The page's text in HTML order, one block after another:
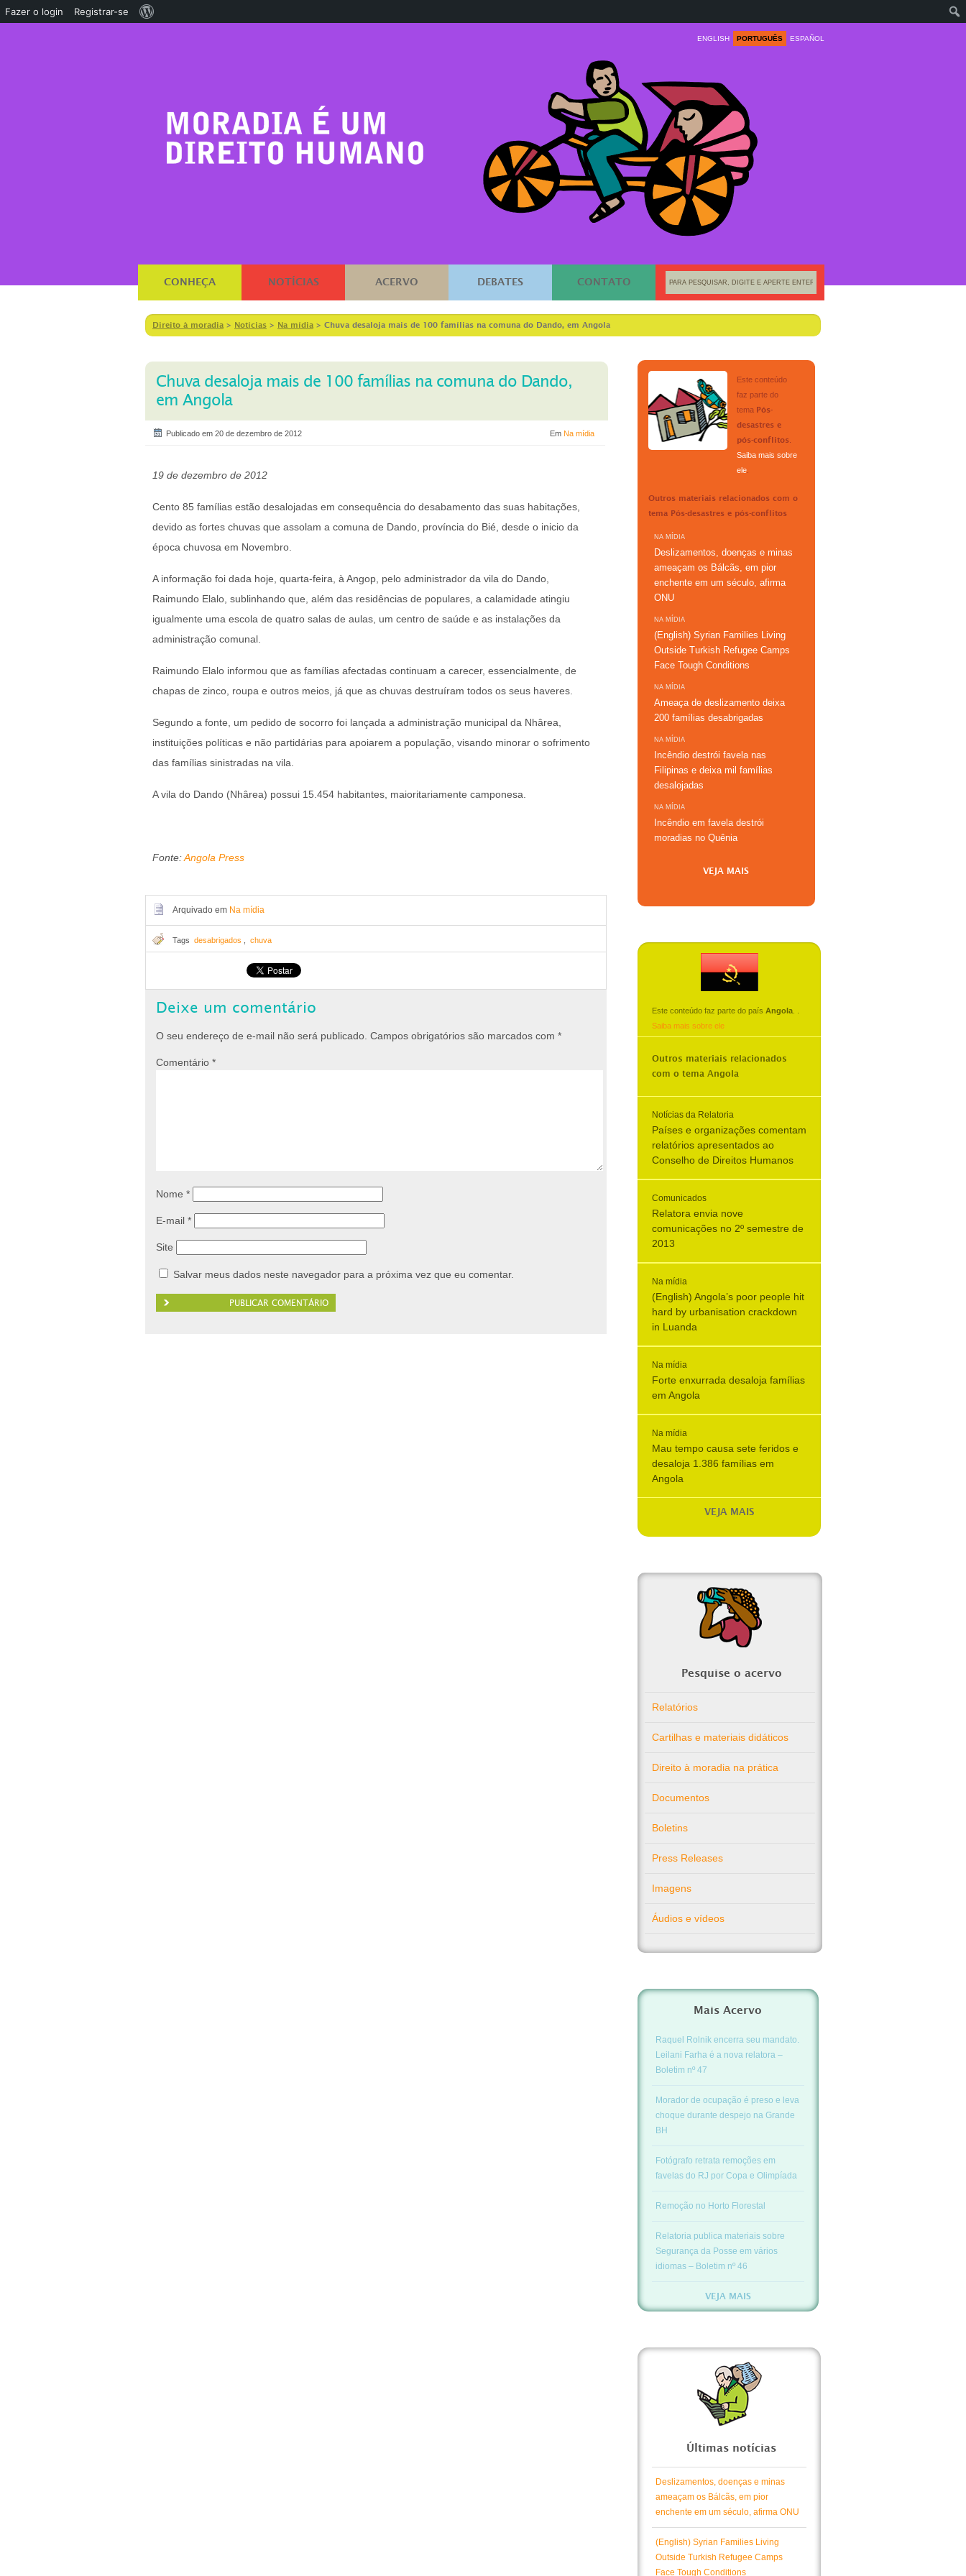
ENGLISH PORTUGUÊS ESPAÑOL
CONHEÇA NOTÍCIAS ACERVO DEBATES CONTATO
Direito à moradia > Notícias > Na mídia > Chuva desaloja mais de 100 famílias na comuna do Dando, em Angola
Chuva desaloja mais de 100 famílias na comuna do Dando,
em Angola
Publicado em 20 de dezembro de 2012 Em Na mídia
19 de dezembro de 2012
Cento 85 famílias estão desalojadas em consequência do desabamento das suas habitações,
devido as fortes chuvas que assolam a comuna de Dando, província do Bié, desde o inicio da
época chuvosa em Novembro.
A informação foi dada hoje, quarta-feira, à Angop, pelo administrador da vila do Dando,
Raimundo Elalo, sublinhando que, além das residências de populares, a calamidade atingiu
igualmente uma escola de quatro salas de aulas, um centro de saúde e as instalações da
administração comunal.
Raimundo Elalo informou que as famílias afectadas continuam a carecer, essencialmente, de
chapas de zinco, roupa e outros meios, já que as chuvas destruíram todos os seus haveres.
Segundo a fonte, um pedido de socorro foi lançada a administração municipal da Nhârea,
instituições políticas e não partidárias para apoiarem a população, visando minorar o sofrimento
das famílias sinistradas na vila.
A vila do Dando (Nhârea) possui 15.454 habitantes, maioritariamente camponesa.
Fonte:Angola Press
Arquivado em Na mídia
Tags desabrigados chuva
Deixe um comentário
O seu endereço de e-mail não será publicado. Campos obrigatórios são marcados com *
Comentário *
Nome *
E-mail *
Site
Salvar meus dados neste navegador para a próxima vez que eu comentar.
Este conteúdo
faz parte do
tema Pós-
desastres e
pós-conflitos
Saiba mais sobre
ele
Outros materiais relacionados com o
tema Pós-desastres e pós-conflitos
NA MÍDIA
Deslizamentos, doenças e minas
ameaçam os Bálcãs, em pior
enchente em um século, afirma
ONU
NA MÍDIA
(English) Syrian Families Living
Outside Turkish Refugee Camps
Face Tough Conditions
NA MÍDIA
Ameaça de deslizamento deixa
200 famílias desabrigadas
NA MÍDIA
Incêndio destrói favela nas
Filipinas e deixa mil famílias
desalojadas
NA MÍDIA
Incêndio em favela destrói
moradias no Quênia
VEJA MAIS
Este conteúdo faz parte do país Angola
Saiba mais sobre ele
Outros materiais relacionados
com o tema Angola
Notícias da Relatoria
Países e organizações comentam
relatórios apresentados ao
Conselho de Direitos Humanos
Comunicados
Relatora envia nove
comunicações no 2º semestre de
2013
Na mídia
(English) Angola’s poor people hit
hard by urbanisation crackdown
in Luanda
Na mídia
Forte enxurrada desaloja famílias
em Angola
Na mídia
Mau tempo causa sete feridos e
desaloja 1.386 famílias em
Angola
VEJA MAIS
Pesquise o acervo
Relatórios
Cartilhas e materiais didáticos
Direito à moradia na prática
Documentos
Boletins
Press Releases
Imagens
Áudios e vídeos
Mais Acervo
Raquel Rolnik encerra seu mandato.
Leilani Farha é a nova relatora –
Boletim nº 47
Morador de ocupação é preso e leva
choque durante despejo na Grande
BH
Fotógrafo retrata remoções em
favelas do RJ por Copa e Olimpíada
Remoção no Horto Florestal
Relatoria publica materiais sobre
Segurança da Posse em vários
idiomas – Boletim nº 46
VEJA MAIS
Últimas notícias
Deslizamentos, doenças e minas
ameaçam os Bálcãs, em pior
enchente em um século, afirma ONU
(English) Syrian Families Living
Outside Turkish Refugee Camps
Face Tough Conditions
Fazer o login Registrar-se